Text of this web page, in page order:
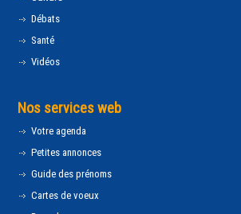
Débats
Santé
Vidéos
Nos services web
Votre agenda
Petites annonces
Guide des prénoms
Cartes de voeux